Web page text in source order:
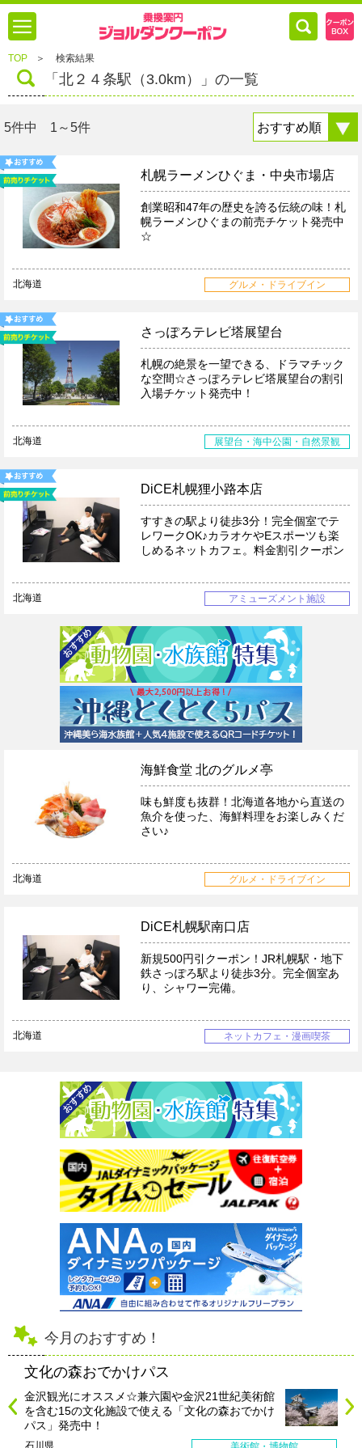
TOP ＞ 検索結果
「北２４条駅（3.0km）」の一覧
5件中 1～5件
札幌ラーメンひぐま・中央市場店
創業昭和47年の歴史を誇る伝統の味！札
幌ラーメンひぐまの前売チケット発売中
☆
北海道 グルメ・ドライブイン
さっぽろテレビ塔展望台
札幌の絶景を一望できる、ドラマチック
な空間☆さっぽろテレビ塔展望台の割引
入場チケット発売中！
北海道 展望台・海中公園・自然景観
DiCE札幌狸小路本店
すすきの駅より徒歩3分！完全個室でテ
レワークOK♪カラオケやEスポーツも楽
しめるネットカフェ。料金割引クーポン
北海道 アミューズメント施設
海鮮食堂 北のグルメ亭
味も鮮度も抜群！北海道各地から直送の
魚介を使った、海鮮料理をお楽しみくだ
さい♪
北海道 グルメ・ドライブイン
DiCE札幌駅南口店
新規500円引クーポン！JR札幌駅・地下
鉄さっぽろ駅より徒歩3分。完全個室あ
り、シャワー完備。
北海道 ネットカフェ・漫画喫茶
今月のおすすめ！
文化の森おでかけパス
金沢観光にオススメ☆兼六園や金沢21世紀美術館
を含む15の文化施設で使える「文化の森おでかけ
パス」発売中！
石川県